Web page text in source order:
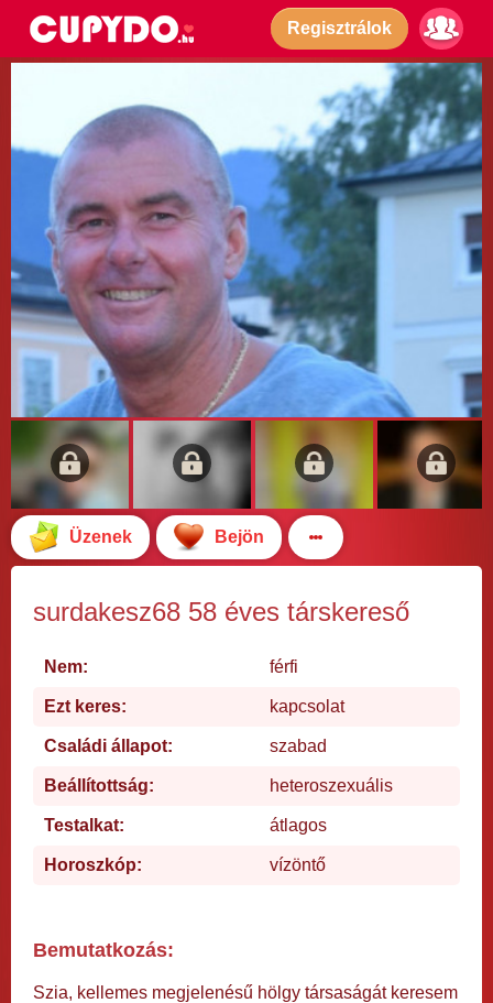
Regisztrálok
Üzenek Bejön
surdakesz68 58 éves társkereső
Nem: férfi
Ezt keres: kapcsolat
Családi állapot: szabad
Beállítottság: heteroszexuális
Testalkat: átlagos
Horoszkóp: vízöntő
Bemutatkozás:
Szia, kellemes megjelenésű hölgy társaságát keresem